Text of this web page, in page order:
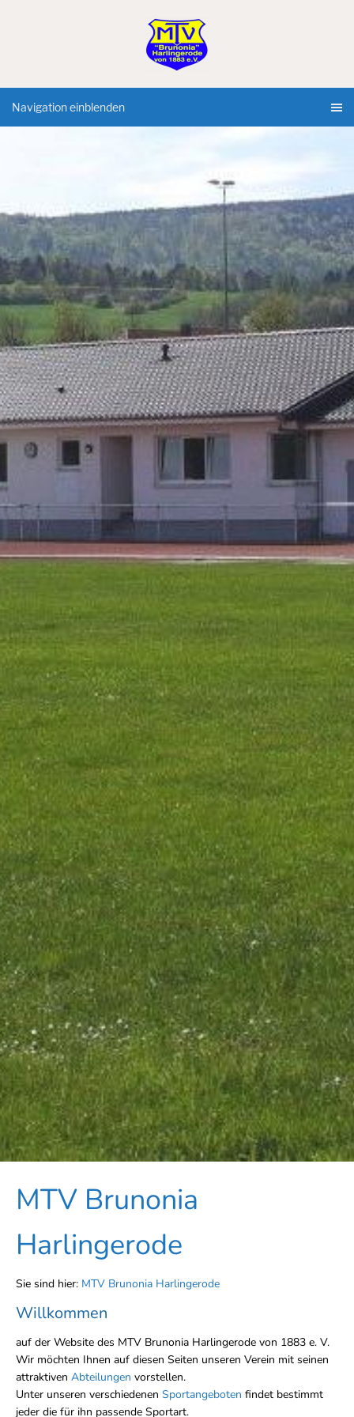
Navigation einblenden
MTV Brunonia
Harlingerode
Sie sind hier: MTV Brunonia Harlingerode
Willkommen
auf der Website des MTV Brunonia Harlingerode von 1883 e. V.
Wir möchten Ihnen auf diesen Seiten unseren Verein mit seinen
attraktiven Abteilungen vorstellen.
Unter unseren verschiedenen Sportangeboten findet bestimmt
jeder die für ihn passende Sportart.